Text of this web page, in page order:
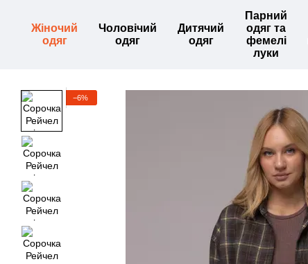
Жіночий
одяг
Чоловічий
одяг
Дитячий
одяг
Парний
одяг та
фемелі
луки
−6%